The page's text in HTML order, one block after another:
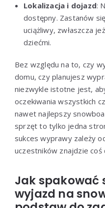
Lokalizacja i dojazd:
dostępny. Zastanów
uciążliwy, zwłaszcza
dziećmi.
Bez względu na to, czy
domu, czy planujesz
niezwykle istotne jest,
oczekiwania wszystkich
nawet najlepszy
sprzęt to tylko jedna
sukces wyprawy zależy
uczestników znajdzie coś
Jak spakować
wyjazd na